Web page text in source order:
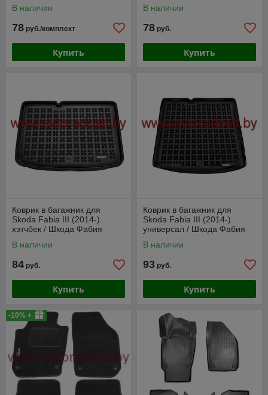
В наличии
78 руб./комплект
Купить
В наличии
78 руб.
Купить
Коврик в багажник для
Skoda Fabia III (2014-)
хэтчбек / Шкода Фабия
В наличии
84 руб.
Купить
Коврик в багажник для
Skoda Fabia III (2014-)
универсал / Шкода Фабия
В наличии
93 руб.
Купить
-10% +